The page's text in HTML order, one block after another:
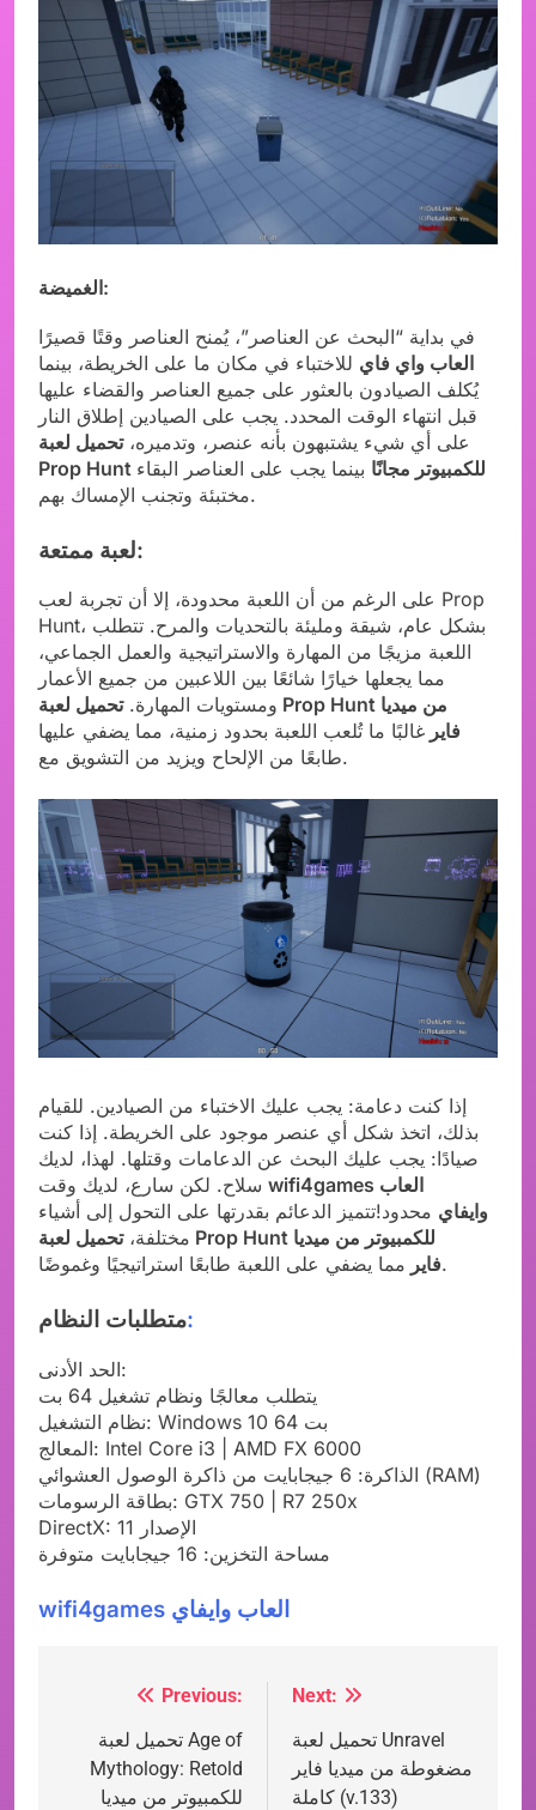
الغميضة:
في بداية “البحث عن العناصر”، يُمنح العناصر وقتًا قصيرًا
العاب واي فاي للاختباء في مكان ما على الخريطة، بينما
يُكلف الصيادون بالعثور على جميع العناصر والقضاء عليها
قبل انتهاء الوقت المحدد. يجب على الصيادين إطلاق النار
على أي شيء يشتبهون بأنه عنصر، وتدميره،تحميل لعبة
Prop Hunt للكمبيوتر مجانًا بينما يجب على العناصر البقاء
مختبئة وتجنب الإمساك بهم.
لعبة ممتعة:
على الرغم من أن اللعبة محدودة، إلا أن تجربة لعب Prop
Hunt، بشكل عام، شيقة ومليئة بالتحديات والمرح. تتطلب
اللعبة مزيجًا من المهارة والاستراتيجية والعمل الجماعي،
مما يجعلها خيارًا شائعًا بين اللاعبين من جميع الأعمار
ومستويات المهارة.تحميل لعبة Prop Hunt من ميديا
فاير غالبًا ما تُلعب اللعبة بحدود زمنية، مما يضفي عليها
طابعًا من الإلحاح ويزيد من التشويق مع.
إذا كنت دعامة: يجب عليك الاختباء من الصيادين. للقيام
بذلك، اتخذ شكل أي عنصر موجود على الخريطة. إذا كنت
صيادًا: يجب عليك البحث عن الدعامات وقتلها. لهذا، لديك
wifi4games العاب
وايفاي محدود!تتميز الدعائم بقدرتها على التحول إلى أشياء
مختلفة،تحميل لعبة Prop Hunt للكمبيوتر من ميديا
فايرمما يضفي على اللعبة طابعًا استراتيجيًا وغموضًا.
متطلبات النظام:
الحد الأدنى:
يتطلب معالجًا ونظام تشغيل 64 بت
نظام التشغيل: Windows 10 64 بت
المعالج: Intel Core i3 | AMD FX 6000
الذاكرة: 6 جيجابايت من ذاكرة الوصول العشوائي (RAM)
بطاقة الرسومات: GTX 750 | R7 250x
DirectX: الإصدار 11
مساحة التخزين: 16 جيجابايت متوفرة
wifi4games العاب وايفاي
navigation
Previous:
تحميل لعبة Age of
Mythology: Retold
للكمبيوتر من ميديا
Next:
تحميل لعبة Unravel
مضغوطة من ميديا فاير
كاملة (v.133)